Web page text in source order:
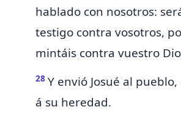
hablado con nosotros:
testigo contra vosotros,
mintáis contra vuestro
28 Y envió Josué al
á su heredad.